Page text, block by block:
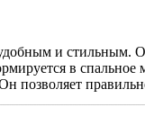
и стильным.
в
позволяет